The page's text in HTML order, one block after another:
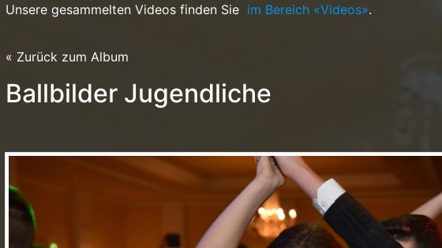
Unsere gesammelten Videos finden Sie im Bereich «Videos».
« Zurück zum Album
Ballbilder Jugendliche